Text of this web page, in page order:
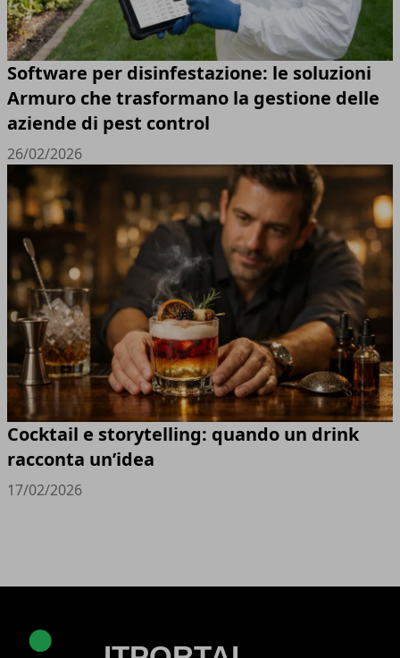
Software per disinfestazione: le soluzioni
Armuro che trasformano la gestione delle
aziende di pest control
26/02/2026
Cocktail e storytelling: quando un drink
racconta un’idea
17/02/2026